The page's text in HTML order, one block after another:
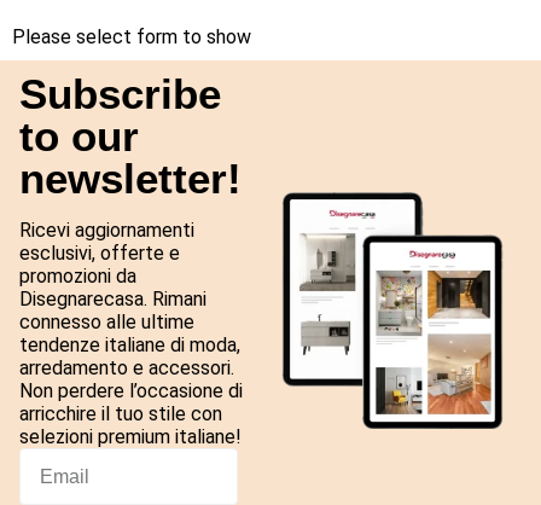
Please select form to show
Subscribe
to our
newsletter!
Ricevi aggiornamenti
esclusivi, offerte e
promozioni da
Disegnarecasa. Rimani
connesso alle ultime
tendenze italiane di moda,
arredamento e accessori.
Non perdere l’occasione di
arricchire il tuo stile con
selezioni premium italiane!